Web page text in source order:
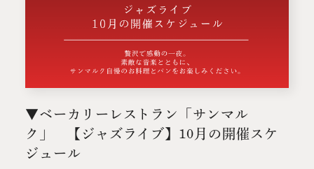
▼ベーカリーレストラン「サンマル
ク」 【ジャズライブ】10月の開催スケ
ジュール